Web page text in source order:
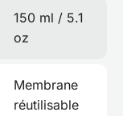
150 ml / 5.1
oz
Membrane
réutilisable